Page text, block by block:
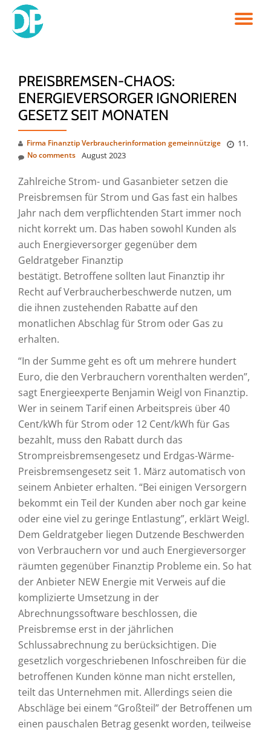
Skip
PREISBREMSEN-CHAOS:
ENERGIEVERSORGER IGNORIEREN
GESETZ SEIT MONATEN
Firma Finanztip Verbraucherinformation gemeinnützige
11.
August 2023
No comments
Zahlreiche Strom- und Gasanbieter setzen die
Preisbremsen für Strom und Gas fast ein halbes
Jahr nach dem verpflichtenden Start immer noch
nicht korrekt um. Das haben sowohl Kunden als
auch Energieversorger gegenüber dem
Geldratgeber Finanztip
bestätigt. Betroffene sollten laut Finanztip ihr
Recht auf Verbraucherbeschwerde nutzen, um
die ihnen zustehenden Rabatte auf den
monatlichen Abschlag für Strom oder Gas zu
erhalten.
“In der Summe geht es oft um mehrere hundert
Euro, die den Verbrauchern vorenthalten werden”,
sagt Energieexperte Benjamin Weigl von Finanztip.
Wer in seinem Tarif einen Arbeitspreis über 40
Cent/kWh für Strom oder 12 Cent/kWh für Gas
bezahlt, muss den Rabatt durch das
Strompreisbremsengesetz und Erdgas-Wärme-
Preisbremsengesetz seit 1. März automatisch von
seinem Anbieter erhalten. “Bei einigen Versorgern
bekommt ein Teil der Kunden aber noch gar keine
oder eine viel zu geringe Entlastung”, erklärt Weigl.
Dem Geldratgeber liegen Dutzende Beschwerden
von Verbrauchern vor und auch Energieversorger
räumten gegenüber Finanztip Probleme ein. So hat
der Anbieter NEW Energie mit Verweis auf die
komplizierte Umsetzung in der
Abrechnungssoftware beschlossen, die
Preisbremse erst in der jährlichen
Schlussabrechnung zu berücksichtigen. Die
gesetzlich vorgeschriebenen Infoschreiben für die
betroffenen Kunden könne man nicht erstellen,
teilt das Unternehmen mit. Allerdings seien die
Abschläge bei einem “Großteil” der Betroffenen um
einen pauschalen Betrag gesenkt worden, teilweise